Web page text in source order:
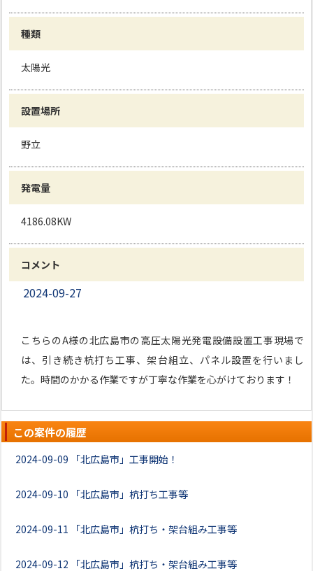
種類
太陽光
設置場所
野立
発電量
4186.08KW
コメント
2024-09-27
こちらのA様の北広島市の高圧太陽光発電設備設置工事現場で
は、引き続き杭打ち工事、架台組立、パネル設置を行いまし
た。時間のかかる作業ですが丁寧な作業を心がけております！
この案件の履歴
2024-09-09 「北広島市」工事開始！
2024-09-10 「北広島市」杭打ち工事等
2024-09-11 「北広島市」杭打ち・架台組み工事等
2024-09-12 「北広島市」杭打ち・架台組み工事等